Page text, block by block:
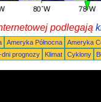
podlegają
Ameryka Północna Ameryka
dni prognozy Klimat Cyklony